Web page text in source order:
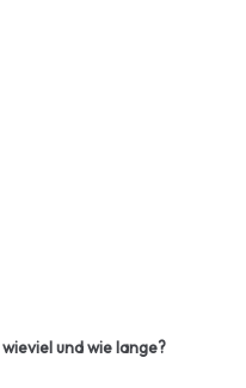
und wie lange?